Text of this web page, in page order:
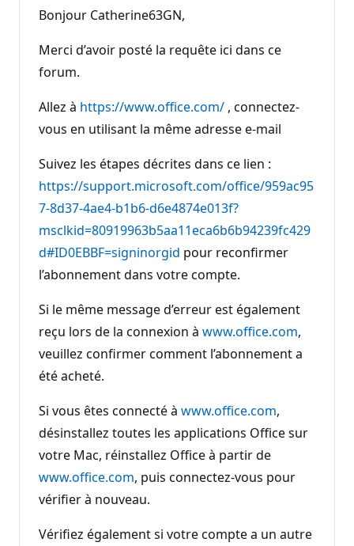
Bonjour Catherine63GN,
Merci d’avoir posté la requête ici dans ce
forum.
Allez à https://www.office.com/ , connectez-
vous en utilisant la même adresse e-mail
Suivez les étapes décrites dans ce lien :
https://support.microsoft.com/office/959ac95
7-8d37-4ae4-b1b6-d6e4874e013f?
msclkid=80919963b5aa11eca6b6b94239fc429
d#ID0EBBF=signinorgid pour reconfirmer
l’abonnement dans votre compte.
Si le même message d’erreur est également
reçu lors de la connexion à www.office.com,
veuillez confirmer comment l’abonnement a
été acheté.
Si vous êtes connecté à www.office.com,
désinstallez toutes les applications Office sur
votre Mac, réinstallez Office à partir de
www.office.com, puis connectez-vous pour
vérifier à nouveau.
Vérifiez également si votre compte a un autre